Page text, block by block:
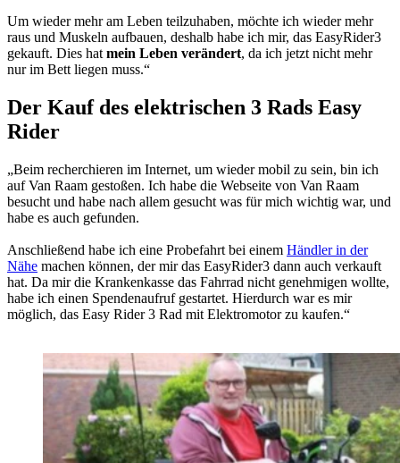
Um wieder mehr am Leben teilzuhaben, möchte ich wieder mehr
raus und Muskeln aufbauen, deshalb habe ich mir, das EasyRider3
gekauft. Dies hatmein Leben verändert, da ich jetzt nicht mehr
nur im Bett liegen muss.“
Der Kauf des elektrischen 3 Rads Easy
Rider
„Beim recherchieren im Internet, um wieder mobil zu sein, bin ich
auf Van Raam gestoßen. Ich habe die Webseite von Van Raam
besucht und habe nach allem gesucht was für mich wichtig war, und
habe es auch gefunden.
Anschließend habe ich eine Probefahrt bei einem Händler in der
Nähe machen können, der mir das EasyRider3 dann auch verkauft
hat. Da mir die Krankenkasse das Fahrrad nicht genehmigen wollte,
habe ich einen Spendenaufruf gestartet. Hierdurch war es mir
möglich, das Easy Rider 3 Rad mit Elektromotor zu kaufen.“